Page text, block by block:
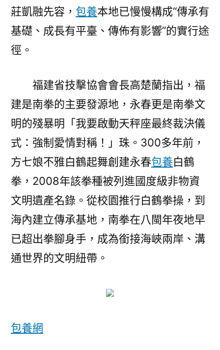
莊凱融先容， 包養本地已慢慢構成“傳承有
基礎、成長有平臺、傳佈有影響”的實行途
徑。
福建省技擊協會會長高楚蘭指出，福
建是南拳的主要發源地，永春更是南拳文
明的殘暴明「我要啟動天秤座最終裁決儀
式：強制愛情對稱！」珠。300多年前，
方七娘不雅白鶴起舞創建永春包養白鶴
拳，2008年該拳種被列進國度級非物資
文明遺產名錄。從校園推行白鶴拳操，到
海內建立傳承基地，南拳在八閩年夜地早
已超出拳腳身手，成為銜接海峽兩岸、溝
通世界的文明紐帶。
包養網